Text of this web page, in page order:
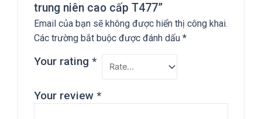
trung niên cao cấp T477”
Email của bạn sẽ không được hiển thị công khai.
Các trường bắt buộc được đánh dấu *
Your rating *
Your review *